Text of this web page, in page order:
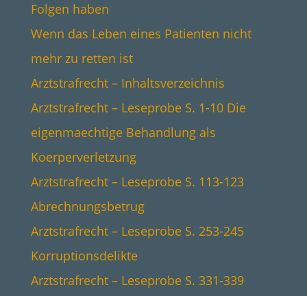
Folgen haben
Wenn das Leben eines Patienten nicht
mehr zu retten ist
Arztstrafrecht – Inhaltsverzeichnis
Arztstrafrecht – Leseprobe S. 1-10 Die
eigenmaechtige Behandlung als
Koerperverletzung
Arztstrafrecht – Leseprobe S. 113-123
Abrechnungsbetrug
Arztstrafrecht – Leseprobe S. 253-245
Korruptionsdelikte
Arztstrafrecht – Leseprobe S. 331-339